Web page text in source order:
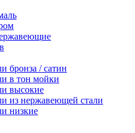
бронза / сатин
в тон мойки
высокие
из нержавеющей стали
низкие